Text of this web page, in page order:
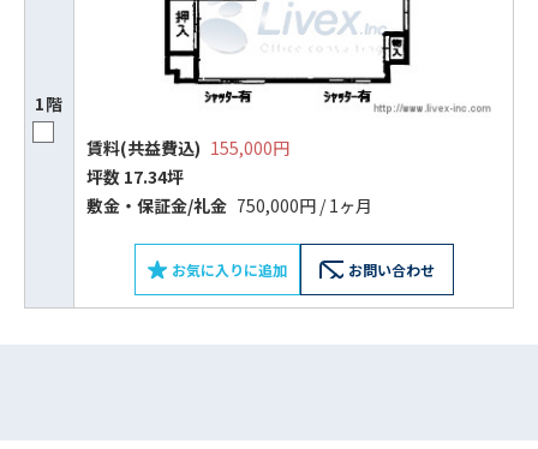
1階
賃料(共益費込) 155,000円
坪数 17.34坪
敷⾦‧保証⾦/礼⾦ 750,000円 / 1ヶ月
お気に入りに追加 お問い合わせ
ビルコード：
スムーズにご案内できます